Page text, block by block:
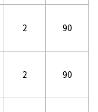
2 90
2 90